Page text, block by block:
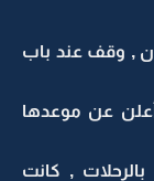
, وقف عند باب
عن موعدها
, كانت